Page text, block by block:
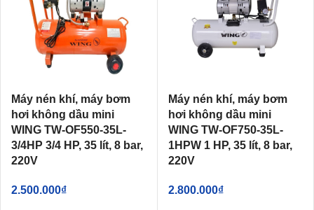
Máy nén khí, máy bơm
hơi không dầu mini
WING TW-OF550-35L-
3/4HP 3/4 HP, 35 lít, 8 bar,
220V
2.500.000₫
Máy nén khí, máy bơm
hơi không dầu mini
WING TW-OF750-35L-
1HPW 1 HP, 35 lít, 8 bar,
220V
2.800.000₫